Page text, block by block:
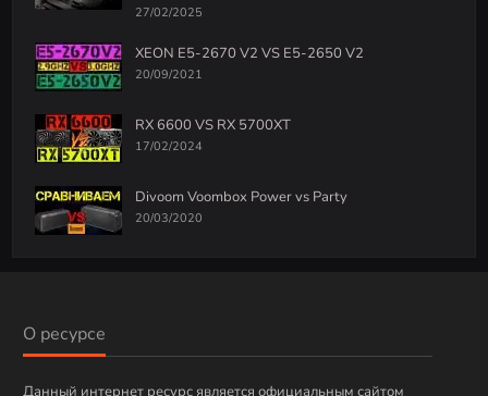
27/02/2025
XEON E5-2670 V2 VS E5-2650 V2
20/09/2021
RX 6600 VS RX 5700XT
17/02/2024
Divoom Voombox Power vs Party
20/03/2020
О ресурсе